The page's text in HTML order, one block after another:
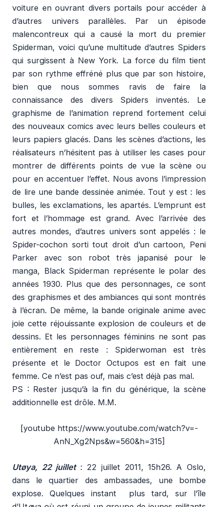
voiture en ouvrant divers portails pour accéder à
d’autres univers parallèles. Par un épisode
malencontreux qui a causé la mort du premier
Spiderman, voici qu’une multitude d’autres Spiders
qui surgissent à New York. La force du film tient
par son rythme effréné plus que par son histoire,
bien que nous sommes ravis de faire la
connaissance des divers Spiders inventés. Le
graphisme de l’animation reprend fortement celui
des nouveaux comics avec leurs belles couleurs et
leurs papiers glacés. Dans les scènes d’actions, les
réalisateurs n’hésitent pas à utiliser les cases pour
montrer de différents points de vue la scène ou
pour en accentuer l’effet. Nous avons l’impression
de lire une bande dessinée animée. Tout y est : les
bulles, les exclamations, les apartés. L’emprunt est
fort et l’hommage est grand. Avec l’arrivée des
autres mondes, d’autres univers sont appelés : le
Spider-cochon sorti tout droit d’un cartoon, Peni
Parker avec son robot très japanisé pour le
manga, Black Spiderman représente le polar des
années 1930. Plus que des personnages, ce sont
des graphismes et des ambiances qui sont montrés
à l’écran. De même, la bande originale anime avec
joie cette réjouissante explosion de couleurs et de
dessins. Et les personnages féminins ne sont pas
entièrement en reste : Spiderwoman est très
présente et le Doctor Octupos est en fait une
femme. Ce n’est pas ouf, mais c’est déjà pas mal.
PS : Rester jusqu’à la fin du générique, la scène
additionnelle est drôle. M.M.
[youtube https://www.youtube.com/watch?v=-
AnN_Xg2Nps&w=560&h=315]
Utøya, 22 juillet : 22 juillet 2011, 15h26. A Oslo,
dans le quartier des ambassades, une bombe
explose. Quelques instant plus tard, sur l’île